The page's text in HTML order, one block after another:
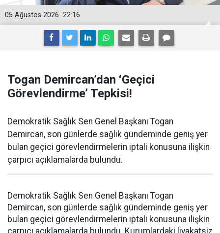
22:16
05 Ağustos 2026
Togan Demircan’dan ‘Geçici
Görevlendirme’ Tepkisi!
Demokratik Sağlık Sen Genel Başkanı Togan
Demircan, son günlerde sağlık gündeminde geniş yer
bulan geçici görevlendirmelerin iptali konusuna ilişkin
çarpıcı açıklamalarda bulundu.
Demokratik Sağlık Sen Genel Başkanı Togan
Demircan, son günlerde sağlık gündeminde geniş yer
bulan geçici görevlendirmelerin iptali konusuna ilişkin
çarpıcı açıklamalarda bulundu. Kurumlardaki liyakatsiz